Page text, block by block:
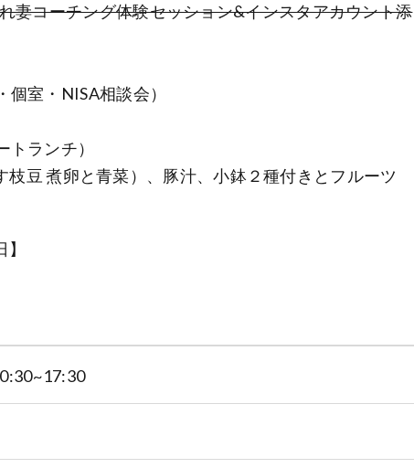
コーチング体験セッション&インスタアカウント添
室・NISA相談会）
ランチ）
豆 煮卵と青菜）、豚汁、小鉢２種付きとフルーツ